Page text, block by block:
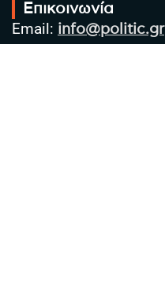
Επικοινωνία
Email: info@politic.gr
Τηλ: